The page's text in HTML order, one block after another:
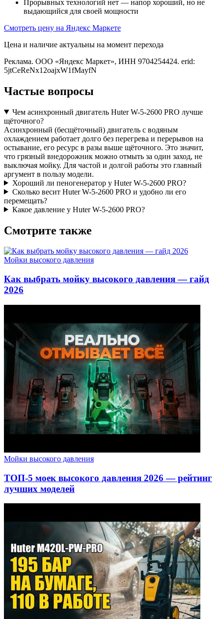
Прорывных технологий нет — напор хороший, но не
выдающийся для своей мощности
Смотреть цену на Яндекс Маркете
Цена и наличие актуальны на момент перехода
Реклама. ООО «Яндекс Маркет», ИНН 9704254424. erid:
5jtCeReNx12oajxW1fMayfN
Частые вопросы
Чем асинхронный двигатель Huter W-5-2600 PRO лучше
щёточного?
Асинхронный (бесщёточный) двигатель с водяным
охлаждением работает долго без перегрева и перерывов на
остывание, его ресурс в разы выше щёточного. Это значит,
что грязный внедорожник можно отмыть за один заход, не
выключая мойку. Для частой и долгой работы это главный
аргумент в пользу модели.
Хороший ли пеногенератор у Huter W-5-2600 PRO?
Сколько весит Huter W-5-2600 PRO и удобно ли его
перемещать?
Какое давление у Huter W-5-2600 PRO?
Смотрите также
Мойки высокого давления
Как выбрать мойку высокого давления — гайд
2026
Мойки высокого давления
ТОП-5 моек высокого давления 2026 — рейтинг
лучших моделей